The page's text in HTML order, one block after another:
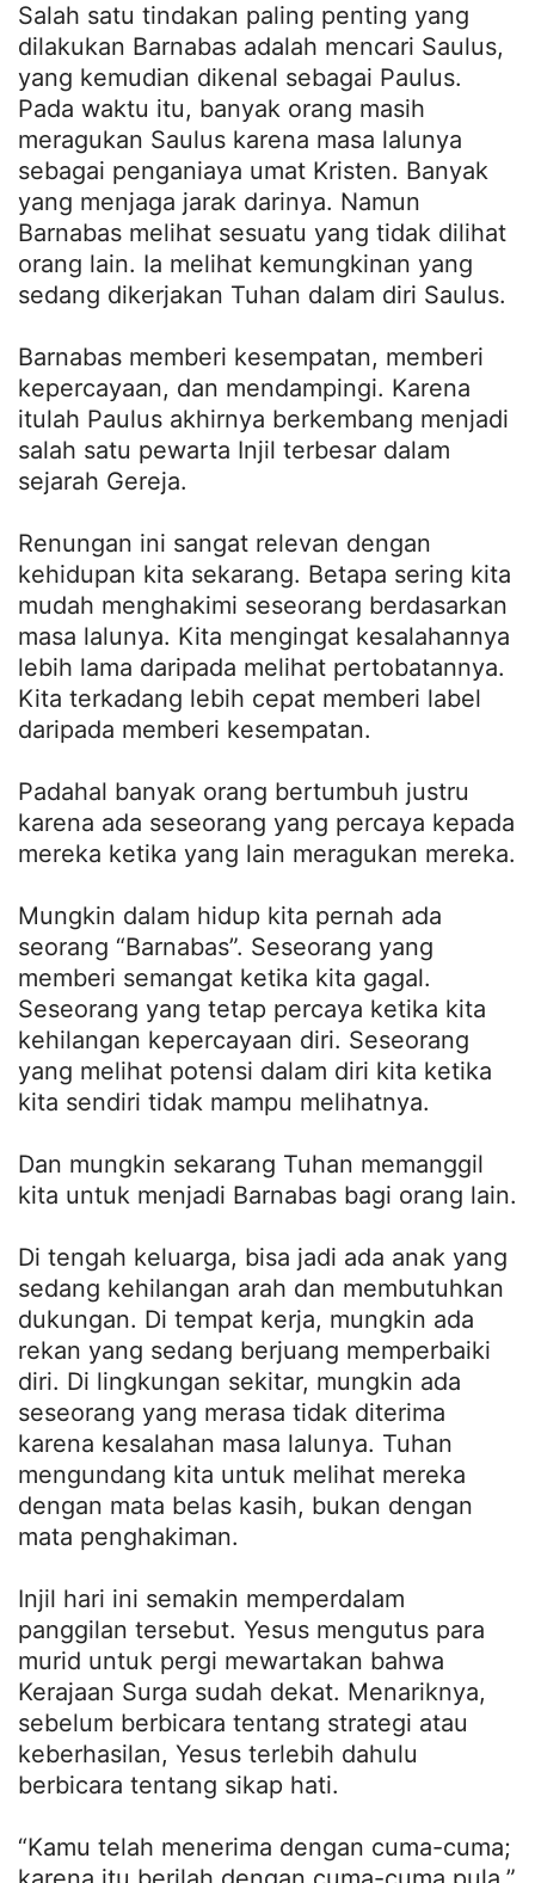
Salah satu tindakan paling penting yang
dilakukan Barnabas adalah mencari Saulus,
yang kemudian dikenal sebagai Paulus.
Pada waktu itu, banyak orang masih
meragukan Saulus karena masa lalunya
sebagai penganiaya umat Kristen. Banyak
yang menjaga jarak darinya. Namun
Barnabas melihat sesuatu yang tidak dilihat
orang lain. Ia melihat kemungkinan yang
sedang dikerjakan Tuhan dalam diri Saulus.
Barnabas memberi kesempatan, memberi
kepercayaan, dan mendampingi. Karena
itulah Paulus akhirnya berkembang menjadi
salah satu pewarta Injil terbesar dalam
sejarah Gereja.
Renungan ini sangat relevan dengan
kehidupan kita sekarang. Betapa sering kita
mudah menghakimi seseorang berdasarkan
masa lalunya. Kita mengingat kesalahannya
lebih lama daripada melihat pertobatannya.
Kita terkadang lebih cepat memberi label
daripada memberi kesempatan.
Padahal banyak orang bertumbuh justru
karena ada seseorang yang percaya kepada
mereka ketika yang lain meragukan mereka.
Mungkin dalam hidup kita pernah ada
seorang “Barnabas”. Seseorang yang
memberi semangat ketika kita gagal.
Seseorang yang tetap percaya ketika kita
kehilangan kepercayaan diri. Seseorang
yang melihat potensi dalam diri kita ketika
kita sendiri tidak mampu melihatnya.
Dan mungkin sekarang Tuhan memanggil
kita untuk menjadi Barnabas bagi orang lain.
Di tengah keluarga, bisa jadi ada anak yang
sedang kehilangan arah dan membutuhkan
dukungan. Di tempat kerja, mungkin ada
rekan yang sedang berjuang memperbaiki
diri. Di lingkungan sekitar, mungkin ada
seseorang yang merasa tidak diterima
karena kesalahan masa lalunya. Tuhan
mengundang kita untuk melihat mereka
dengan mata belas kasih, bukan dengan
mata penghakiman.
Injil hari ini semakin memperdalam
panggilan tersebut. Yesus mengutus para
murid untuk pergi mewartakan bahwa
Kerajaan Surga sudah dekat. Menariknya,
sebelum berbicara tentang strategi atau
keberhasilan, Yesus terlebih dahulu
berbicara tentang sikap hati.
“Kamu telah menerima dengan cuma-cuma;